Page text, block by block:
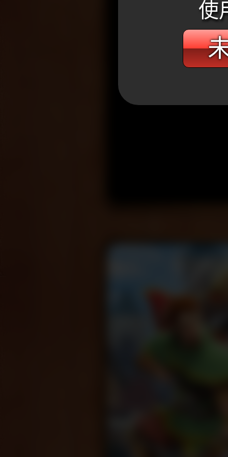
WANIN網銀國際
使